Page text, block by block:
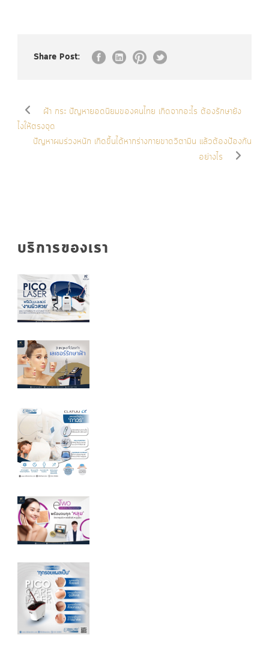
Share Post:
ฝ้า กระ ปัญหายอดนิยมของคนไทย เกิดจากอะไร ต้องรักษายัง
ไงให้ตรงจุด
ปัญหาผมร่วงหนัก เกิดขึ้นได้หากร่างกายขาดวิตามิน แล้วต้องป้องกัน
อย่างไร
บริการของเรา